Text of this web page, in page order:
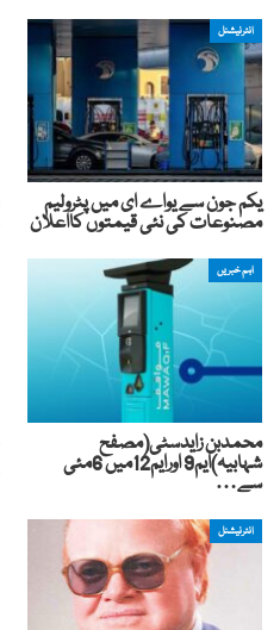
انٹرنیشنل
یکم جون سے یواے ای میں پٹرولیم
مصنوعات کی نئی قیمتوں کااعلان
اہم خبریں
محمدبن زایدسٹی(مصفح
شہابیہ)ایم9 اورایم12میں 6مئی
سے…
انٹرنیشنل